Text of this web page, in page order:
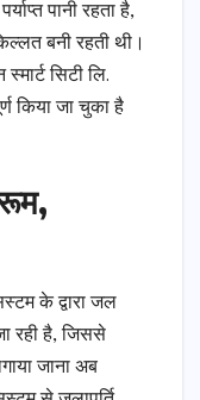
पानी रहता है,
बनी रहती थी।
सिटी लि.
किया जा चुका है
के द्वारा जल
रही है, जिससे
जाना अब